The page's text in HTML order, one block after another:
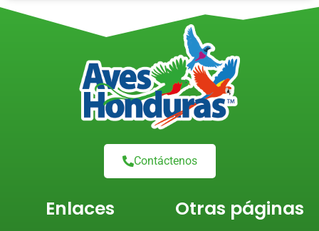
Contáctenos
Enlaces Otras páginas